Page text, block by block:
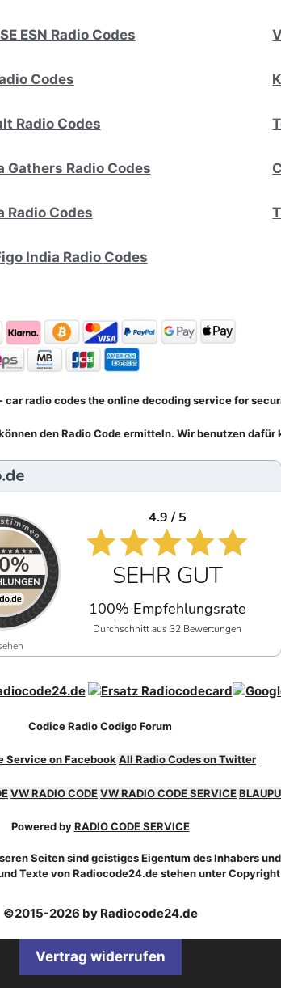
ESN Radio Codes
Codes
Radio Codes
Gathers Radio Codes
Radio Codes
India Radio Codes
radio codes the online decoding service for
den Radio Code ermitteln. Wir benutzen dafür
4.9 / 5
SEHR GUT
100% Empfehlungsrate
Durchschnitt aus 32 Bewertungen
Codice Radio Codigo Forum
Service on FacebookAll Radio Codes on Twitter
VW RADIO CODEVW RADIO CODE SERVICE
Powered byRADIO CODE SERVICE
Seiten sind geistiges Eigentum des Inhabers
Texte von Radiocode24.de stehen unter
©2015-2026 by Radiocode24.de
Vertrag widerrufen